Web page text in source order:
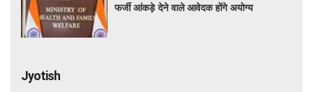
फर्जी आंकड़े देने वाले आवेदक होंगे अयोग्य
Jyotish